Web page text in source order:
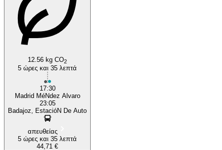
12.56 kg CO2
5 ώρες και 35 λεπτά
17:30
Madrid MéNdez Alvaro
23:05
Badajoz, EstacióN De Auto
απευθείας
5 ώρες και 35 λεπτά
44,71 €